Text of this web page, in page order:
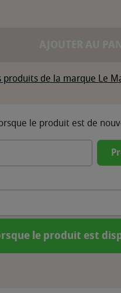
produits de la marque Le
le produit est de
le produit est